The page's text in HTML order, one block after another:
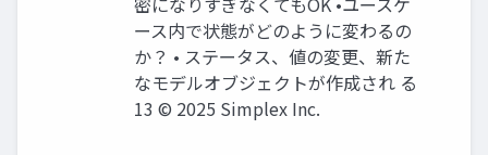
ース内で状態がどのように変わるの
か？ • ステータス、値の変更、新た
なモデルオブジェクトが作成され る
13 © 2025 Simplex Inc.